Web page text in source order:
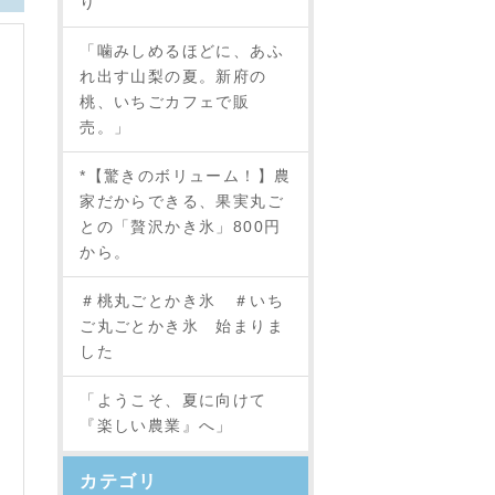
「噛みしめるほどに、あふ
れ出す山梨の夏。新府の
桃、いちごカフェで販
売。」
*【驚きのボリューム！】農
家だからできる、果実丸ご
との「贅沢かき氷」800円
から。
＃桃丸ごとかき氷 ＃いち
ご丸ごとかき氷 始まりま
した
「ようこそ、夏に向けて
『楽しい農業』へ」
カテゴリ